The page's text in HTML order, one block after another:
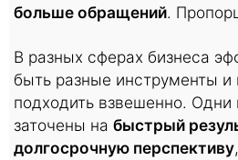
больше обращений.
В разных сферах бизнеса
быть разные инструменты и
подходить взвешенно. Одни
заточены на быстрый
долгосрочную перспективу